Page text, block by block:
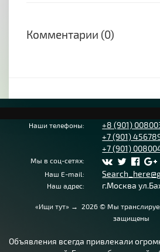
Комментарии (0)
Наши телефоны:
+8 (901)
+7 (901)
+7 (901)
Мы в соц-сетях:
Наш E-mail:
Наш адрес: г.Москва
«Ищи тут» → 2026© Мы
защищены
Объявления всегда привлекали